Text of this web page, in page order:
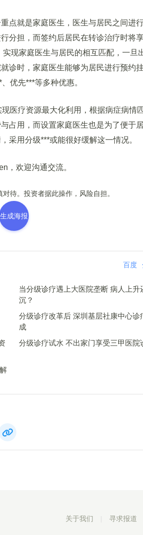
就是家庭医生，医生与居民之间进
分担，而签约后居民在转诊治疗时将享
现家庭医生与居民的相互匹配，一旦
诊时，家庭医生能够为居民进行预约
优先***等多种优惠。
疗资源最大化利用，根据病症病情
占用，而设置家庭医生也是为了便于居
采用分级***或能很好缓解这一情况。
欢迎沟通交流。
。投资者据此操作，风险自担。
生成海报
百度
当分级诊疗遇上大医院垄断 病人上升
沉？
分级诊疗改革后 深圳基层社康中心诊
成
分级诊疗试水 不出家门享受三甲医院
关于我们 寻求报道